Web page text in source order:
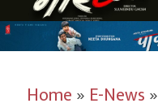
Home» E-News»